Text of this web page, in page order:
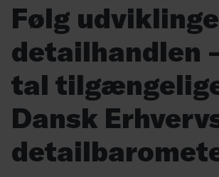
Følg
detailhandlen
tal
Dansk